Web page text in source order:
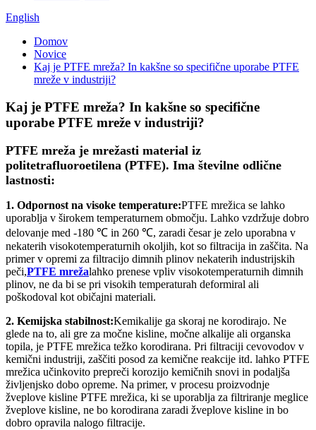
English
Domov
Novice
Kaj je PTFE mreža? In kakšne so specifične uporabe PTFE
mreže v industriji?
Kaj je PTFE mreža? In kakšne so specifične
uporabe PTFE mreže v industriji?
PTFE mreža je mrežasti material iz
politetrafluoroetilena (PTFE). Ima številne odlične
lastnosti:
1. Odpornost na visoke temperature:PTFE mrežica se lahko
uporablja v širokem temperaturnem območju. Lahko vzdržuje dobro
delovanje med -180 ℃ in 260 ℃, zaradi česar je zelo uporabna v
nekaterih visokotemperaturnih okoljih, kot so filtracija in zaščita. Na
primer v opremi za filtracijo dimnih plinov nekaterih industrijskih
peči,PTFE mrežalahko prenese vpliv visokotemperaturnih dimnih
plinov, ne da bi se pri visokih temperaturah deformiral ali
poškodoval kot običajni materiali.
2. Kemijska stabilnost:Kemikalije ga skoraj ne korodirajo. Ne
glede na to, ali gre za močne kisline, močne alkalije ali organska
topila, je PTFE mrežica težko korodirana. Pri filtraciji cevovodov v
kemični industriji, zaščiti posod za kemične reakcije itd. lahko PTFE
mrežica učinkovito prepreči korozijo kemičnih snovi in ​​podaljša
življenjsko dobo opreme. Na primer, v procesu proizvodnje
žveplove kisline PTFE mrežica, ki se uporablja za filtriranje meglice
žveplove kisline, ne bo korodirana zaradi žveplove kisline in bo
dobro opravila nalogo filtracije.